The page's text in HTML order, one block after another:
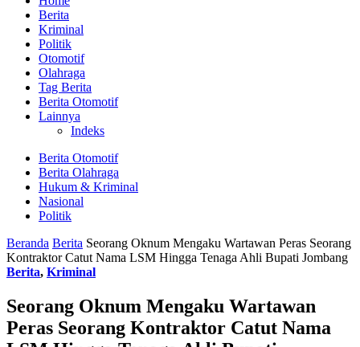
Berita
Kriminal
Politik
Otomotif
Olahraga
Tag Berita
Berita Otomotif
Lainnya
Indeks
Berita Otomotif
Berita Olahraga
Hukum & Kriminal
Nasional
Politik
Beranda Berita Seorang Oknum Mengaku Wartawan Peras Seorang
Kontraktor Catut Nama LSM Hingga Tenaga Ahli Bupati Jombang
Berita, Kriminal
Seorang Oknum Mengaku Wartawan
Peras Seorang Kontraktor Catut Nama